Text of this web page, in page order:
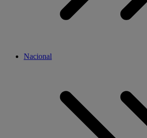
Nacional